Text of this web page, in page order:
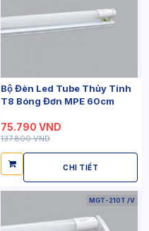
Bộ Đèn Led Tube Thủy Tinh
T8 Bóng Đơn MPE 60cm
75.790 VND
137.800 VND
CHI TIẾT
MGT-210T /V